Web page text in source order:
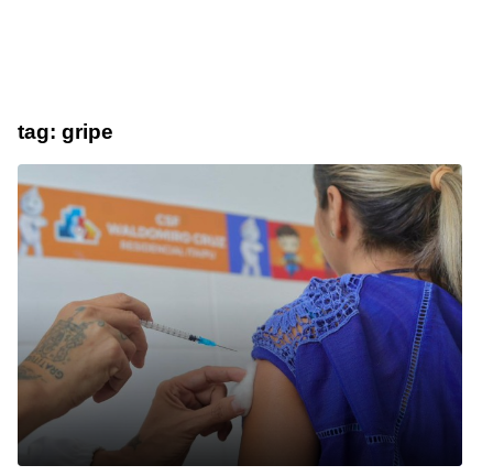
tag: gripe